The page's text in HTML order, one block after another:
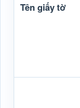
Tên giấy tờ